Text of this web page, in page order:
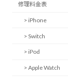
修理料金表
> iPhone
> Switch
> iPod
> Apple Watch